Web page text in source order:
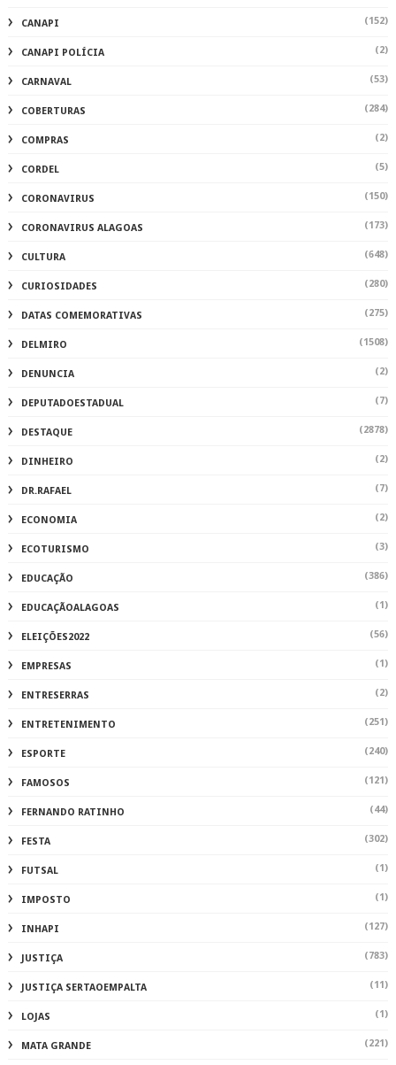
CANAPI (152)
CANAPI POLÍCIA (2)
CARNAVAL (53)
COBERTURAS (284)
COMPRAS (2)
CORDEL (5)
CORONAVIRUS (150)
CORONAVIRUS ALAGOAS (173)
CULTURA (648)
CURIOSIDADES (280)
DATAS COMEMORATIVAS (275)
DELMIRO (1508)
DENUNCIA (2)
DEPUTADOESTADUAL (7)
DESTAQUE (2878)
DINHEIRO (2)
DR.RAFAEL (7)
ECONOMIA (2)
ECOTURISMO (3)
EDUCAÇÃO (386)
EDUCAÇÃOALAGOAS (1)
ELEIÇÕES2022 (56)
EMPRESAS (1)
ENTRESERRAS (2)
ENTRETENIMENTO (251)
ESPORTE (240)
FAMOSOS (121)
FERNANDO RATINHO (44)
FESTA (302)
FUTSAL (1)
IMPOSTO (1)
INHAPI (127)
JUSTIÇA (783)
JUSTIÇA SERTAOEMPALTA (11)
LOJAS (1)
MATA GRANDE (221)